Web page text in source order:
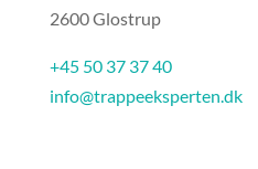
2600 Glostrup
+45 50 37 37 40
info@trappeeksperten.dk